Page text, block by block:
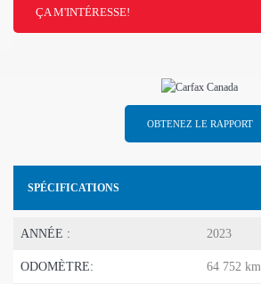
OBTENEZ LE RAPPORT
SPÉCIFICATIONS
ANNÉE : 2023
ODOMÈTRE: 64 752 km
ÇA M'INTÉRESSE!